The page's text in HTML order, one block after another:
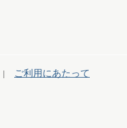
ご利用にあたって